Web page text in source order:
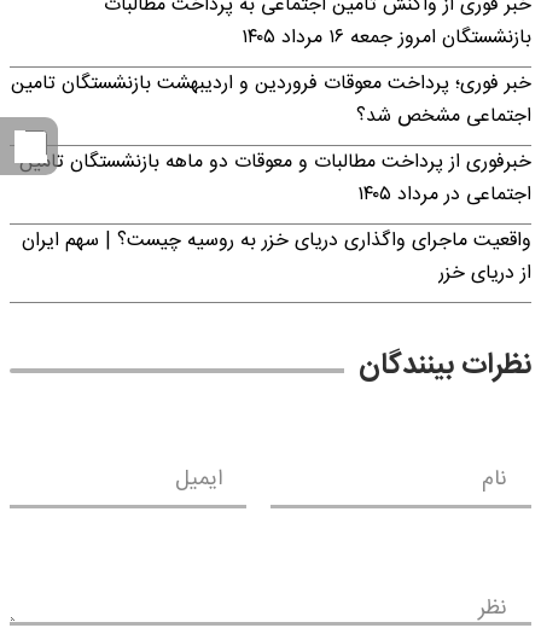
بازنشستگان امروز جمعه ۱۶ مرداد ۱۴۰۵
خبر فوری؛ پرداخت معوقات فروردین و اردیبهشت بازنشستگان تامین
اجتماعی مشخص شد؟
خبرفوری از پرداخت مطالبات و معوقات دو ماهه بازنشستگان تامین
اجتماعی در مرداد ۱۴۰۵
واقعیت ماجرای واگذاری دریای خزر به روسیه چیست؟ | سهم ایران
از دریای خزر
نظرات بینندگان
نام ایمیل
نظر